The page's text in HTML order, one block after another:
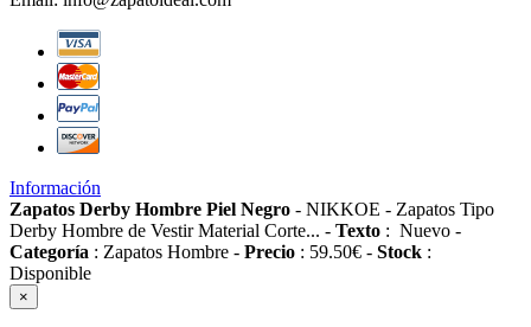
Información
Zapatos Derby Hombre Piel Negro - NIKKOE - Zapatos Tipo
Derby Hombre de Vestir Material Corte... - Texto : Nuevo -
Categoría : Zapatos Hombre - Precio : 59.50€ - Stock :
Disponible
×